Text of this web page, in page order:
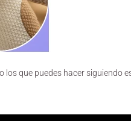
los que puedes hacer siguiendo